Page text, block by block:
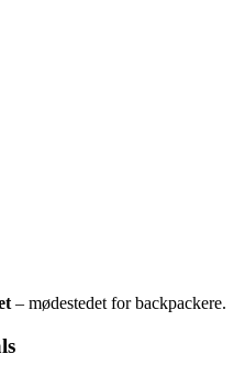
– mødestedet for backpackere.